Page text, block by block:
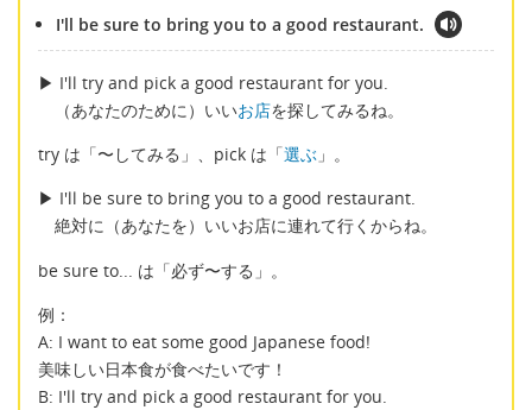
I'll be sure to bring you to a good restaurant.
▶︎ I'll try and pick a good restaurant for you.
（あなたのために）いいお店を探してみるね。
try は「〜してみる」、pick は「選ぶ 」。
▶︎ I'll be sure to bring you to a good restaurant.
絶対に（あなたを）いいお店に連れて行くからね。
be sure to... は「必ず〜する」。
例：
A: I want to eat some good Japanese food!
美味しい日本食が食べたいです！
B: I'll try and pick a good restaurant for you.